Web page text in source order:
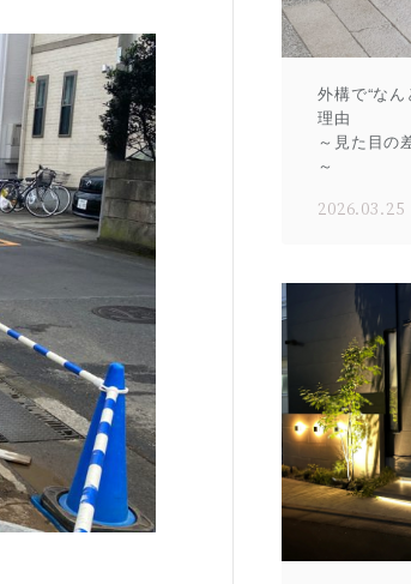
外構で“な
理由
～見た目の
～
2026.03.25